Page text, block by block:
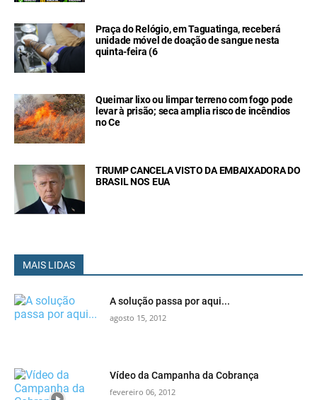
Praça do Relógio, em Taguatinga, receberá
unidade móvel de doação de sangue nesta
quinta-feira (6
Queimar lixo ou limpar terreno com fogo pode
levar à prisão; seca amplia risco de incêndios
no Ce
TRUMP CANCELA VISTO DA EMBAIXADORA DO
BRASIL NOS EUA
MAIS LIDAS
A solução passa por aqui...
agosto 15, 2012
Vídeo da Campanha da Cobrança
fevereiro 06, 2012